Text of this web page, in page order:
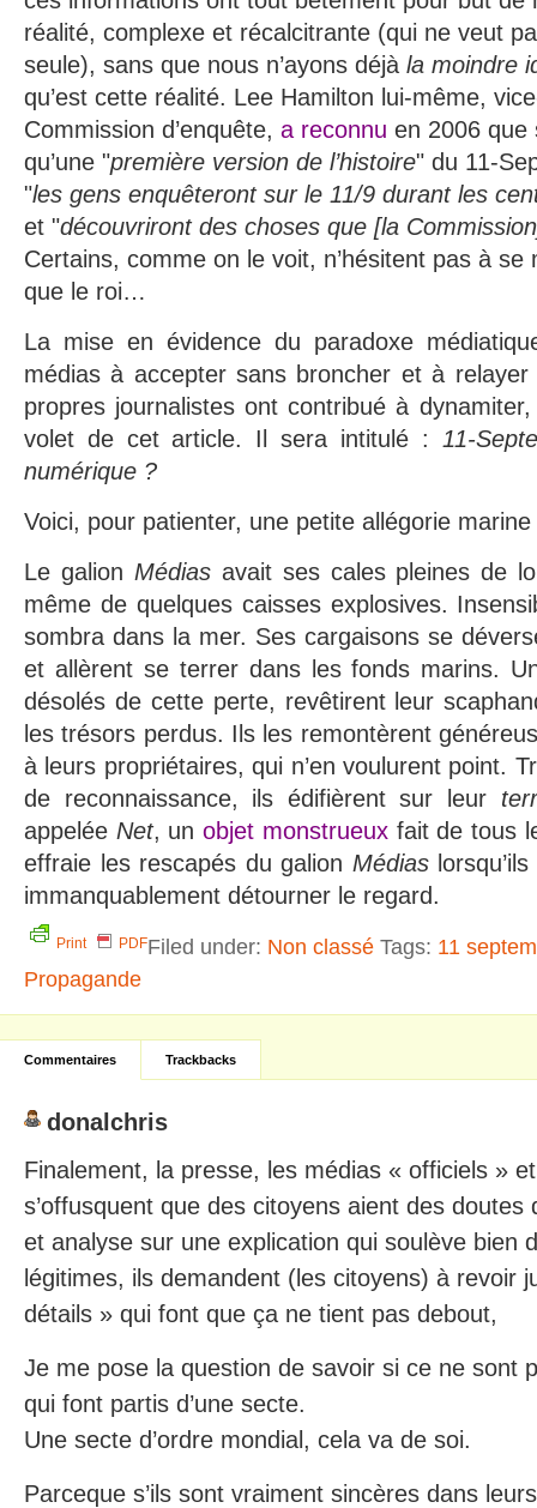
réalité, complexe et récalcitrante (qui ne veut
seule), sans que nous n’ayons déjà la moindre
qu’est cette réalité. Lee Hamilton lui-même,
Commission d’enquête, a reconnu en 2006 que
qu’une "première version de l’histoire" du 11-
"les gens enquêteront sur le 11/9 durant les
et "découvriront des choses que [la
Certains, comme on le voit, n’hésitent pas à
que le roi…
La mise en évidence du paradoxe
médias à accepter sans broncher et à
propres journalistes ont contribué à
volet de cet article. Il sera intitulé : 11-
numérique ?
Voici, pour patienter, une petite allégorie marine
Le galion Médiasavait ses cales pleines de
même de quelques caisses explosives.
sombra dans la mer. Ses cargaisons se
et allèrent se terrer dans les fonds marins.
désolés de cette perte, revêtirent leur
les trésors perdus. Ils les remontèrent
à leurs propriétaires, qui n’en voulurent point.
de reconnaissance, ils édifièrent sur leur
appelée Net, unobjet monstrueuxfait de tous
effraie les rescapés du galion Médias
immanquablement détourner le regard.
Print PDFFiled under: Non classé Tags: 11
Propagande
Commentaires Trackbacks
donalchris
Finalement, la presse, les médias « officiels »
s’offusquent que des citoyens aient des doutes
et analyse sur une explication qui soulève bien
légitimes, ils demandent (les citoyens) à revoir
détails » qui font que ça ne tient pas debout,
Je me pose la question de savoir si ce ne sont
qui font partis d’une secte.
Une secte d’ordre mondial, cela va de soi.
Parceque s’ils sont vraiment sincères dans